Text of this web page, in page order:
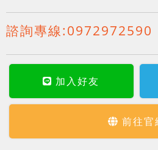
諮詢專線:0972972590
加入好友
前往官